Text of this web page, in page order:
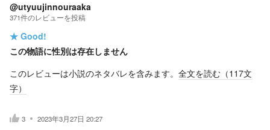
@utyuujinnouraaka
371件のレビューを投稿
★ Good!
この物語に性別は存在しません
このレビューは小説のネタバレを含みます。 全文を読む（117文
字）
3 2023年3月27日 20:27